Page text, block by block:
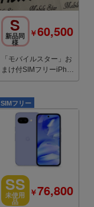
S
新品同
様
￥60,500
「モバイルスター」お
まけ付SIMフリーiPho
ne13mini 128GB Starli
SIMフリー
SS
未使用
品
￥76,800